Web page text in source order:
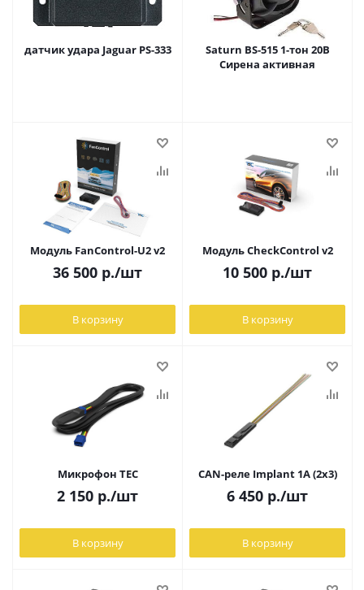
датчик удара Jaguar PS-333
Saturn BS-515 1-тон 20В
Сирена активная
Модуль FanControl-U2 v2
36 500 р./шт
В корзину
Модуль CheckControl v2
10 500 р./шт
В корзину
Микрофон TEC
2 150 р./шт
В корзину
CAN-реле Implant 1A (2x3)
6 450 р./шт
В корзину